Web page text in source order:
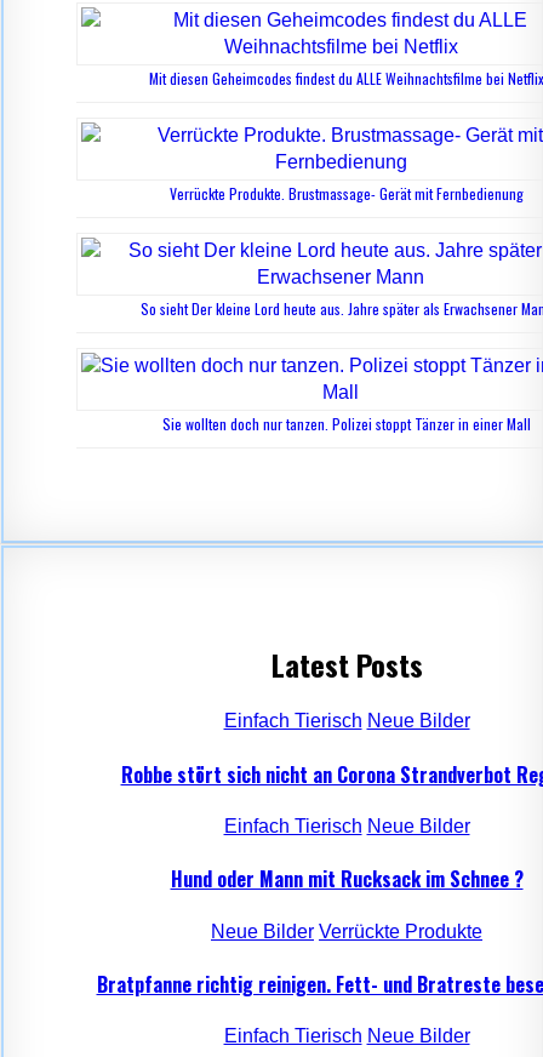
Mit diesen Geheimcodes findest du ALLE Weihnachtsfilme bei Netflix
Verrückte Produkte. Brustmassage- Gerät mit Fernbedienung
So sieht Der kleine Lord heute aus. Jahre später als Erwachsener
Sie wollten doch nur tanzen. Polizei stoppt Tänzer in einer Mall
Latest Posts
Einfach Tierisch Neue Bilder
Robbe stört sich nicht an Corona Strandverbot
Einfach Tierisch Neue Bilder
Hund oder Mann mit Rucksack im Schnee ?
Neue Bilder Verrückte Produkte
Bratpfanne richtig reinigen. Fett- und Bratreste
Einfach Tierisch Neue Bilder